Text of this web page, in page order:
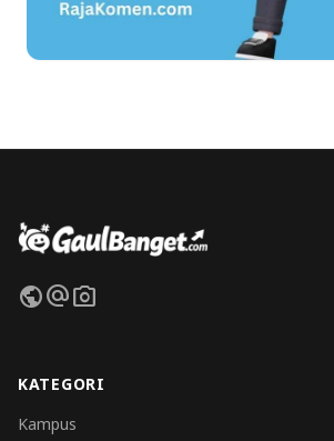
publicalternate_emailphoto_camera
KATEGORI
Kampus